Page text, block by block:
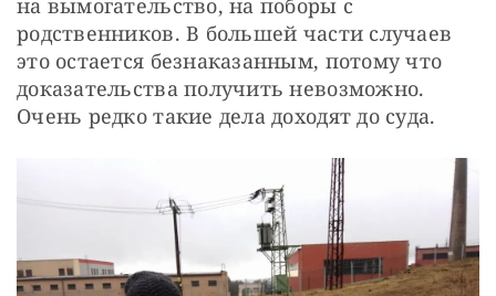
на вымогательство, на поборы с
родственников. В большей части случаев
это остается безнаказанным, потому что
доказательства получить невозможно.
Очень редко такие дела доходят до суда.